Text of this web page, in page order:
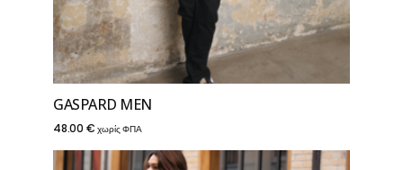
GASPARD MEN
48.00 € χωρίς ΦΠΑ